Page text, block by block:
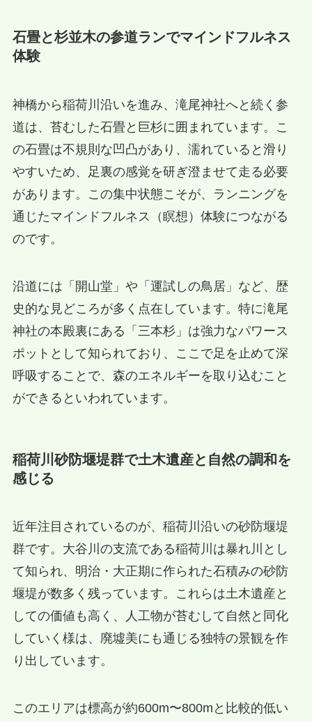
石畳と杉並木の参道ランでマインドフルネス
体験
神橋から稲荷川沿いを進み、滝尾神社へと続く参
道は、苔むした石畳と巨杉に囲まれています。こ
の石畳は不規則な凹凸があり、濡れていると滑り
やすいため、足裏の感覚を研ぎ澄ませて走る必要
があります。この集中状態こそが、ランニングを
通じたマインドフルネス（瞑想）体験につながる
のです。
沿道には「開山堂」や「運試しの鳥居」など、歴
史的な見どころが多く点在しています。特に滝尾
神社の本殿裏にある「三本杉」は強力なパワース
ポットとして知られており、ここで足を止めて深
呼吸することで、森のエネルギーを取り込むこと
ができるといわれています。
稲荷川砂防堰堤群で土木遺産と自然の調和を
感じる
近年注目されているのが、稲荷川沿いの砂防堰堤
群です。大谷川の支流である稲荷川は暴れ川とし
て知られ、明治・大正期に作られた石積みの砂防
堰堤が数多く残っています。これらは土木遺産と
しての価値も高く、人工物が苔むして自然と同化
していく様は、廃墟美にも通じる独特の景観を作
り出しています。
このエリアは標高が約600m〜800mと比較的低い